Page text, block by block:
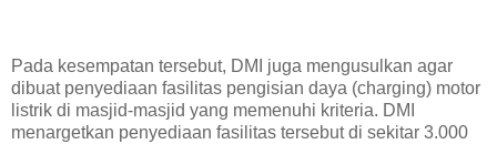
Pada kesempatan tersebut, DMI juga mengusulkan agar
dibuat penyediaan fasilitas pengisian daya (charging) motor
listrik di masjid-masjid yang memenuhi kriteria. DMI
menargetkan penyediaan fasilitas tersebut di sekitar 3.000